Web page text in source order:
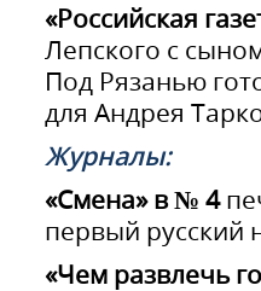
«Российская
Лепского с
Под Рязанью
для Андрея
Журналы:
«Смена» в № 4
первый русский
«Чем развлечь